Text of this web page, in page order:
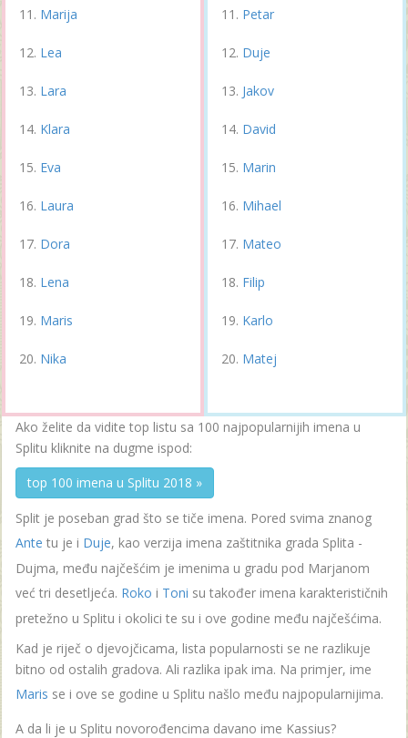
Marija
Lea
Lara
Klara
Eva
Laura
Dora
Lena
Maris
Nika
Petar
Duje
Jakov
David
Marin
Mihael
Mateo
Filip
Karlo
Matej
Ako želite da vidite top listu sa 100 najpopularnijih imena u
Splitu kliknite na dugme ispod:
top 100 imena u Splitu 2018 »
Split je poseban grad što se tiče imena. Pored svima znanog
Ante tu je i Duje, kao verzija imena zaštitnika grada Splita -
Dujma, među najčešćim je imenima u gradu pod Marjanom
već tri desetljeća. Roko i Toni su također imena karakterističnih
pretežno u Splitu i okolici te su i ove godine među najčešćima.
Kad je riječ o djevojčicama, lista popularnosti se ne razlikuje
bitno od ostalih gradova. Ali razlika ipak ima. Na primjer, ime
Maris se i ove se godine u Splitu našlo među najpopularnijima.
A da li je u Splitu novorođencima davano ime Kassius?